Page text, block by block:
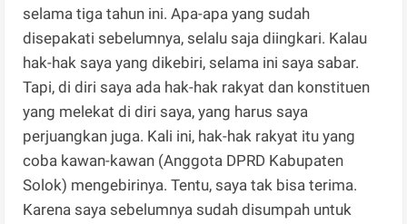
selama tiga tahun ini. Apa-apa yang sudah
disepakati sebelumnya, selalu saja diingkari. Kalau
hak-hak saya yang dikebiri, selama ini saya sabar.
Tapi, di diri saya ada hak-hak rakyat dan konstituen
yang melekat di diri saya, yang harus saya
perjuangkan juga. Kali ini, hak-hak rakyat itu yang
coba kawan-kawan (Anggota DPRD Kabupaten
Solok) mengebirinya. Tentu, saya tak bisa terima.
Karena saya sebelumnya sudah disumpah untuk